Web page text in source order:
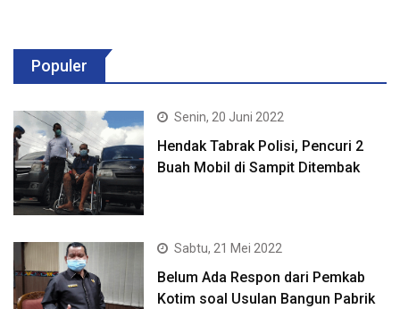
Populer
Senin, 20 Juni 2022
Hendak Tabrak Polisi, Pencuri 2
Buah Mobil di Sampit Ditembak
Sabtu, 21 Mei 2022
Belum Ada Respon dari Pemkab
Kotim soal Usulan Bangun Pabrik